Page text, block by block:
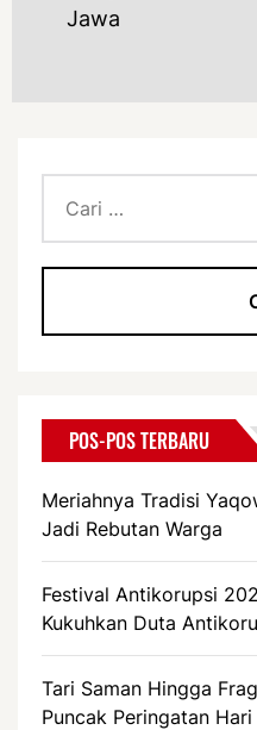
Jawa
untuk:
POS-POS TERBARU
Meriahnya Tradisi
Jadi Rebutan Warga
Festival Antikorupsi
Kukuhkan Duta
Tari Saman Hingga
Puncak Peringatan